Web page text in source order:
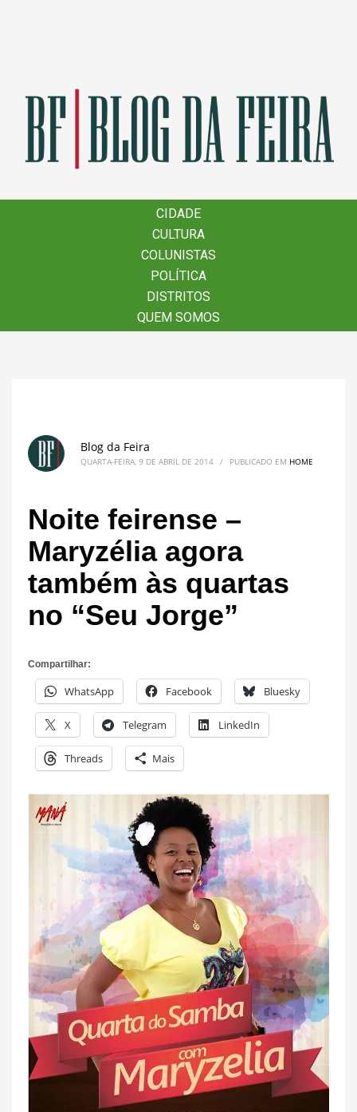
CIDADE
CULTURA
COLUNISTAS
POLÍTICA
DISTRITOS
QUEM SOMOS
CIDADE
CULTURA
COLUNISTAS
POLÍTICA
DISTRITOS
QUEM SOMOS
Blog da Feira
QUARTA-FEIRA, 9 DE ABRIL DE 2014 / PUBLICADO EM HOME
Noite feirense –
Maryzélia agora
também às quartas
no “Seu Jorge”
Compartilhar:
WhatsApp Facebook Bluesky
X Telegram LinkedIn
Threads Mais